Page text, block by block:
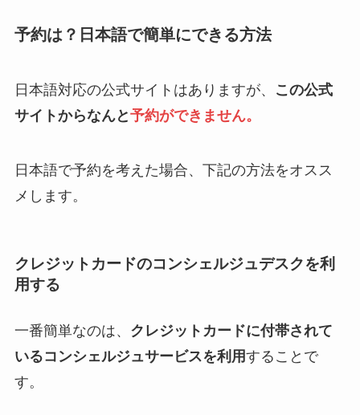
予約は？日本語で簡単にできる方法
日本語対応の公式サイトはありますが、
この公式
サイトからなんと予約ができません。
日本語で予約を考えた場合、下記の方法をオスス
メします。
クレジットカードのコンシェルジュデスクを利
用する
一番簡単なのは、 クレジットカードに付帯されて
いるコンシェルジュサービスを利用することで
す。